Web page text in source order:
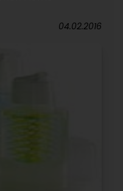
04.02.2016